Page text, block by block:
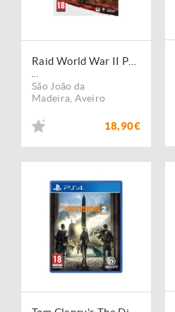
São João da
Madeira ,Aveiro
18,90€